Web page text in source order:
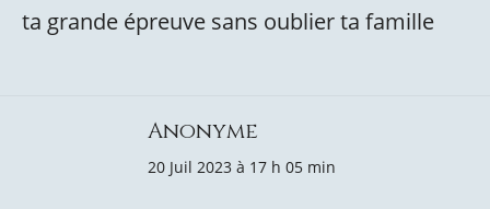
ta grande épreuve sans oublier ta famille
Anonyme
20 Juil 2023 à 17 h 05 min